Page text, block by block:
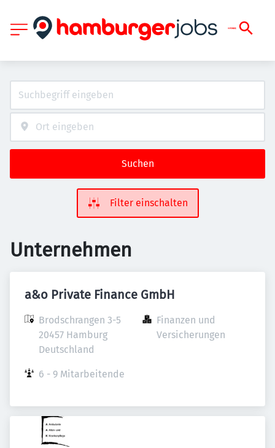
Suchen
Filter einschalten
Unternehmen
a&o Private Finance GmbH
Brodschrangen 3-5
20457 Hamburg
Deutschland
Finanzen und
Versicherungen
6 - 9 Mitarbeitende